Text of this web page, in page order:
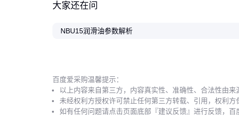
大家还在问
NBU15润滑油参数解析
百度爱采购温馨提示：
以上内容来自第三方，内容真实性、准确性、合法性由来
未经权利方授权许可禁止任何第三方转载、引用，权利方
如有任何问题请点击页面底部『建议反馈』进行反馈，百